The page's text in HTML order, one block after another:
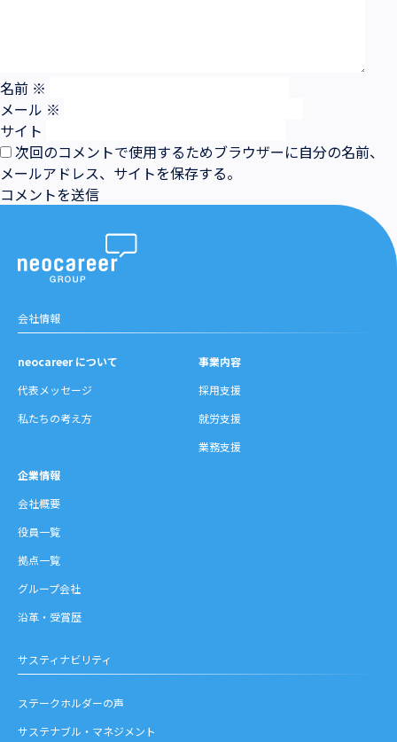
名前 ※
メール ※
サイト
次回のコメントで使用するためブラウザーに自分の名前、
メールアドレス、サイトを保存する。
会社情報
neocareer について
代表メッセージ
私たちの考え方
事業内容
採用支援
就労支援
業務支援
企業情報
会社概要
役員一覧
拠点一覧
グループ会社
沿革・受賞歴
サスティナビリティ
ステークホルダーの声
サステナブル・マネジメント